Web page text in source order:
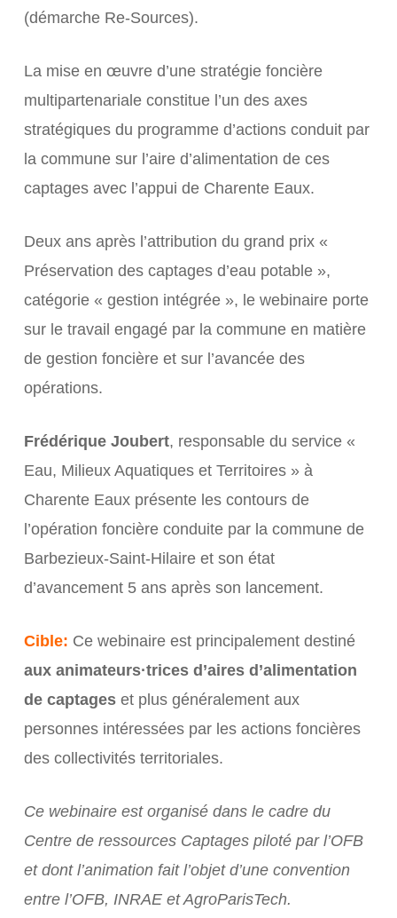
(démarche Re-Sources).
La mise en œuvre d’une stratégie foncière
multipartenariale constitue l’un des axes
stratégiques du programme d’actions conduit par
la commune sur l’aire d’alimentation de ces
captages avec l’appui de Charente Eaux.
Deux ans après l’attribution du grand prix «
Préservation des captages d’eau potable »,
catégorie « gestion intégrée », le webinaire porte
sur le travail engagé par la commune en matière
de gestion foncière et sur l’avancée des
opérations.
Frédérique Joubert, responsable du service «
Eau, Milieux Aquatiques et Territoires » à
Charente Eaux présente les contours de
l’opération foncière conduite par la commune de
Barbezieux-Saint-Hilaire et son état
d’avancement 5 ans après son lancement.
Cible: Ce webinaire est principalement destiné
aux animateurs·trices d’aires d’alimentation
de captageset plus généralement aux
personnes intéressées par les actions foncières
des collectivités territoriales.
Ce webinaire est organisé dans le cadre du
Centre de ressources Captages piloté par l’OFB
et dont l’animation fait l’objet d’une convention
entre l’OFB, INRAE et AgroParisTech.